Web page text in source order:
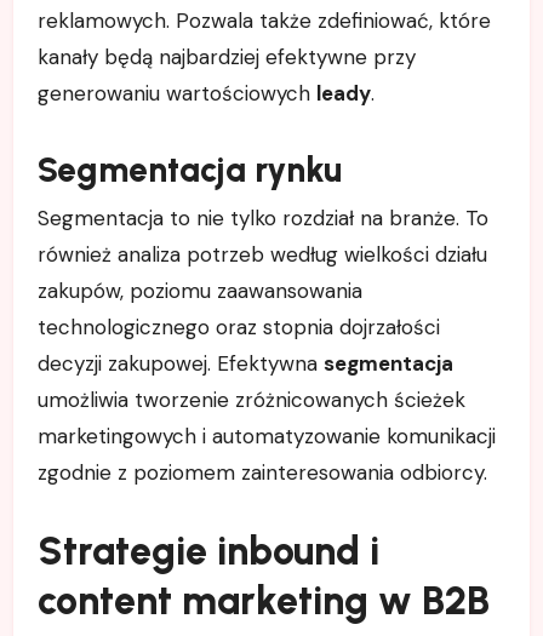
reklamowych. Pozwala także zdefiniować, które
kanały będą najbardziej efektywne przy
generowaniu wartościowych leady.
Segmentacja rynku
Segmentacja to nie tylko rozdział na branże. To
również analiza potrzeb według wielkości działu
zakupów, poziomu zaawansowania
technologicznego oraz stopnia dojrzałości
decyzji zakupowej. Efektywna segmentacja
umożliwia tworzenie zróżnicowanych ścieżek
marketingowych i automatyzowanie komunikacji
zgodnie z poziomem zainteresowania odbiorcy.
Strategie inbound i
content marketing w B2B